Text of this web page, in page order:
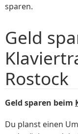
sparen.
Geld
Rostock
Geld sparen beim
Du planst einen